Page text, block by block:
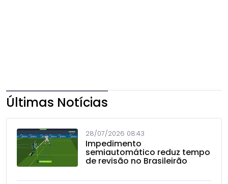
Últimas Notícias
28/07/2026 08:43
Impedimento
semiautomático reduz tempo
de revisão no Brasileirão